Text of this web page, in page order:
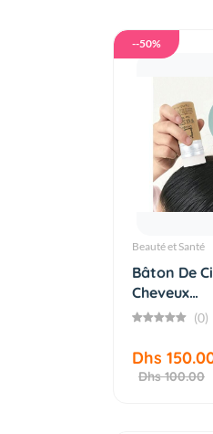
--50%
Beauté et Santé
Bâton De
Cheveux
(0)
Dhs
Dhs 100.00